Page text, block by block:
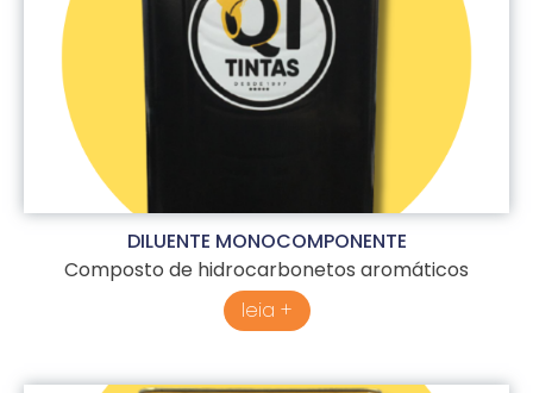
DILUENTE MONOCOMPONENTE
Composto de hidrocarbonetos aromáticos
leia +